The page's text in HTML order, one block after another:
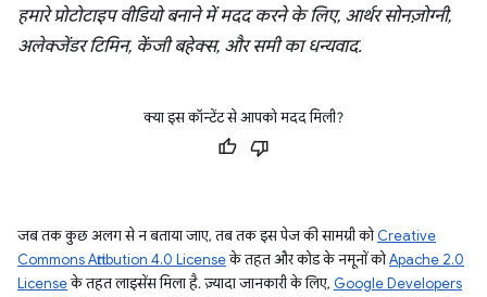
हमारे प्रोटोटाइप वीडियो बनाने में मदद करने के लिए, आर्थर सोनज़ोग्नी,
अलेक्जेंडर टिमिन, केंजी बहेक्स, और समी का धन्यवाद.
क्या इस कॉन्टेंट से आपको मदद मिली?
जब तक कुछ अलग से न बताया जाए, तब तक इस पेज की सामग्री कोCreative
Commons Attribution 4.0 Licenseके तहत और कोड के नमूनों कोApache 2.0
Licenseके तहत लाइसेंस मिला है. ज़्यादा जानकारी के लिए, Google Developers